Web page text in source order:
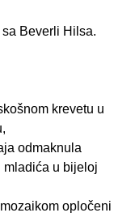
Beverli Hilsa.
krevetu u
odmaknula
mladića u bijeloj
opločeni